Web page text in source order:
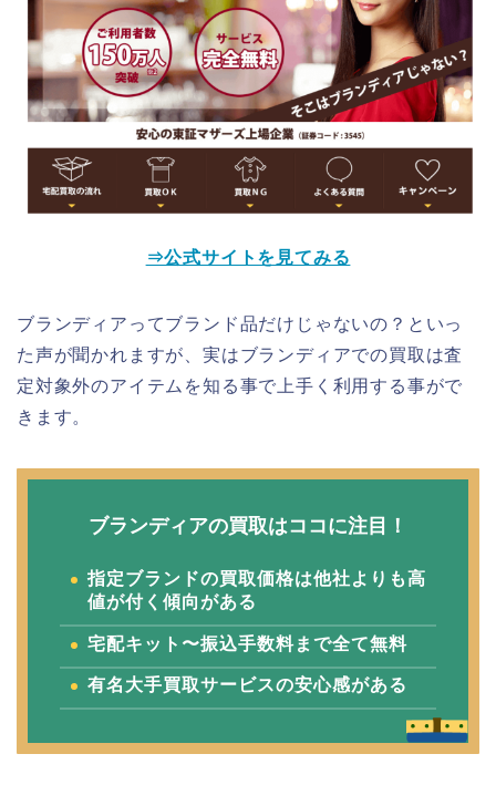
⇒公式サイトを見てみる
ブランディアってブランド品だけじゃないの？といっ
た声が聞かれますが、実はブランディアでの買取は査
定対象外のアイテムを知る事で上手く利用する事がで
きます。
ブランディアの買取はココに注目！
指定ブランドの買取価格は他社よりも高
値が付く傾向がある
宅配キット〜振込手数料まで全て無料
有名大手買取サービスの安心感がある